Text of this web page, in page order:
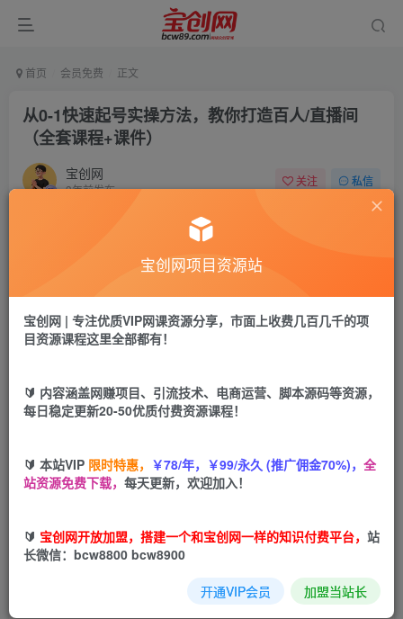
首页 会员免费 正文
从0-1快速起号实操方法，教你打造百人/直播间
（全套课程+课件）
宝创网
3年前发布
关注 私信
宝币9.9 宝币 19.9
立即购买
模仿真实定位 不是虚拟定位 大家看好
宝创网项目资源站
宝创网 | 专注优质VIP网课资源分享，市面上收费几百几千的项
目资源课程这里全部都有！
🔰 内容涵盖网赚项目、引流技术、电商运营、脚本源码等资源，
每日稳定更新20-50优质付费资源课程！
🔰 本站VIP 限时特惠， ￥78/年，￥99/永久 (推广佣金70%)， 全
站资源免费下载， 每天更新，欢迎加入！
🔰 宝创网开放加盟，搭建一个和宝创网一样的知识付费平台， 站
长微信：bcw8800 bcw8900
开通VIP会员 加盟当站长